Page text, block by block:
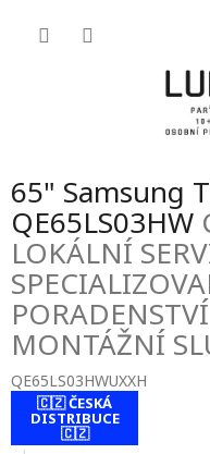
65" Samsung
QE65LS03HW
LOKÁLNÍ
MONTÁŽNÍ
QE65LS03HWUXXH
🇨🇿 ČESKÁ
DISTRIBUCE
🇨🇿